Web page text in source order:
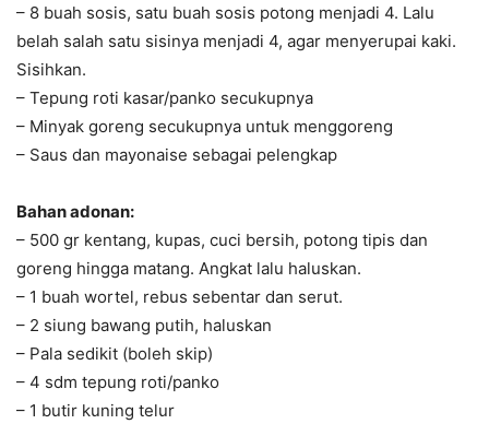
– 8 buah sosis, satu buah sosis potong menjadi 4. Lalu
belah salah satu sisinya menjadi 4, agar menyerupai kaki.
Sisihkan.
– Tepung roti kasar/panko secukupnya
– Minyak goreng secukupnya untuk menggoreng
– Saus dan mayonaise sebagai pelengkap
Bahan adonan:
– 500 gr kentang, kupas, cuci bersih, potong tipis dan
goreng hingga matang. Angkat lalu haluskan.
– 1 buah wortel, rebus sebentar dan serut.
– 2 siung bawang putih, haluskan
– Pala sedikit (boleh skip)
– 4 sdm tepung roti/panko
– 1 butir kuning telur